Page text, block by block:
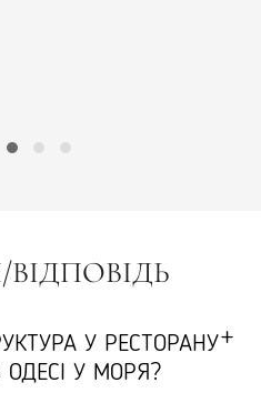
У РЕСТОРАНУ
ОДЕСІ У МОРЯ?